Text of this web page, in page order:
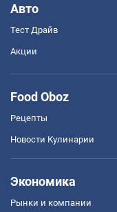
Авто
Тест Драйв
Акции
Food Oboz
Рецепты
Новости Кулинарии
Экономика
Рынки и компании